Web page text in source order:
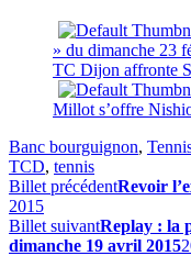
» du dimanche 23
TC Dijon affronte
Millot s’offre
Banc bourguignon,
TCD, tennis
Billet précédentRevoir
2015
Billet suivantReplay : la
dimanche 19 avril 2015